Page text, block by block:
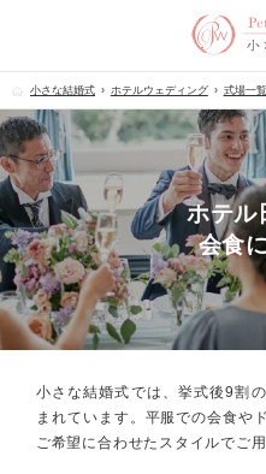
小さな結婚式 ホテルウェディング 式場一覧
ホテル
会食
小さな結婚式では、挙式後9割
まれています。 平服での会食や
ご希望に合わせたスタイルでご